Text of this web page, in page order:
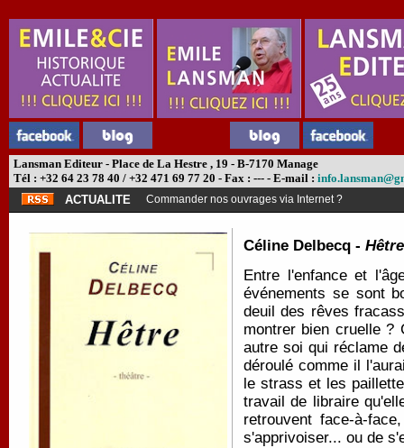
Lansman Editeur - Place de La Hestre , 19 - B-7170 Manage
Tél : +32 64 23 78 40 / +32 471 69 77 20 - Fax : --- - E-mail :
ACTUALITE
Commander nos ouvrages via Internet ?
Céline Delbecq - Hêtre
Entre l'enfance et
événements se sont
deuil des rêves
montrer bien cruelle ?
autre soi qui réclame
déroulé comme il
le strass et les
travail de libraire
retrouvent face-à-
s'apprivoiser... ou de